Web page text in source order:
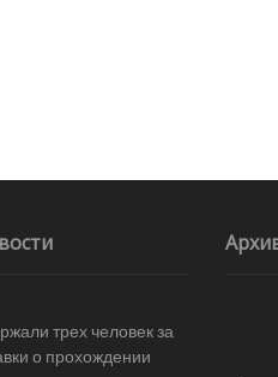
трех человек за
о прохождении